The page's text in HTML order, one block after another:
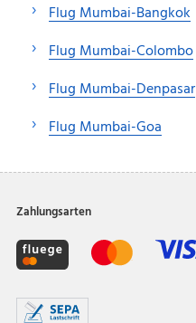
Flug Mumbai-Bangkok
Flug Mumbai-Colombo
Flug Mumbai-Denpasar
Flug Mumbai-Goa